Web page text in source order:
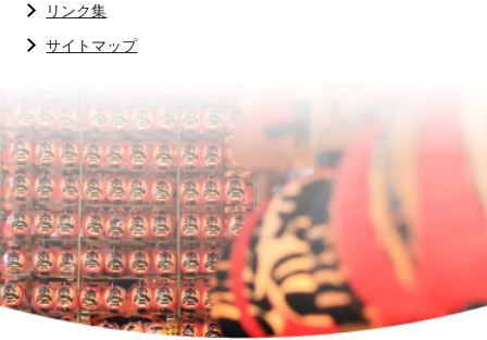
リンク集
サイトマップ